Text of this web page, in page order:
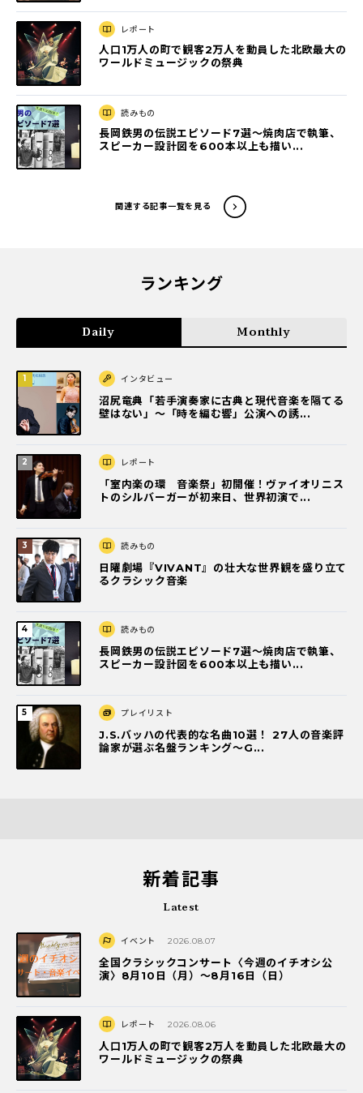
レポート
人口1万人の町で観客2万人を動員した北欧最大の
ワールドミュージックの祭典
読みもの
長岡鉄男の伝説エピソード7選〜焼肉店で執筆、
スピーカー設計図を600本以上も描い...
関連する記事一覧を見る
ランキング
Daily Monthly
インタビュー
沼尻竜典「若手演奏家に古典と現代音楽を隔てる
壁はない」～「時を編む響」公演への誘...
レポート
「室内楽の環 音楽祭」初開催！ヴァイオリニス
トのシルバーガーが初来日、世界初演で...
読みもの
日曜劇場『VIVANT』の壮大な世界観を盛り立て
るクラシック音楽
読みもの
長岡鉄男の伝説エピソード7選〜焼肉店で執筆、
スピーカー設計図を600本以上も描い...
プレイリスト
J.S.バッハの代表的な名曲10選！ 27人の音楽評
論家が選ぶ名盤ランキング〜G...
新着記事
Latest
イベント 2026.08.07
全国クラシックコンサート〈今週のイチオシ公
演〉8月10日（月）～8月16日（日）
レポート 2026.08.06
人口1万人の町で観客2万人を動員した北欧最大の
ワールドミュージックの祭典